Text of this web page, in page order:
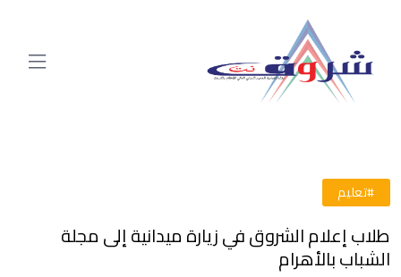
#تعليم
طلاب إعلام الشروق في زيارة ميدانية إلى مجلة
الشباب بالأهرام